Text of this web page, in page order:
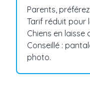
Parents,
Tarif réduit pour
Chiens en laisse
Conseillé :
photo.